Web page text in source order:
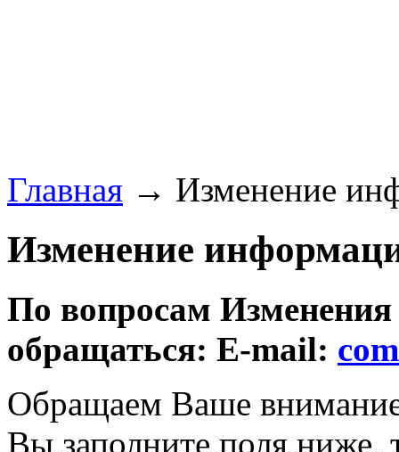
Главная → Изменение
Изменение
По вопросам
обращаться: E-mail:
Обращаем Ваше
Вы заполните поля